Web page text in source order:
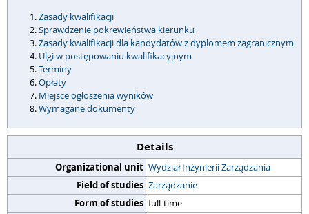
Zasady kwalifikacji
Sprawdzenie pokrewieństwa kierunku
Zasady kwalifikacji dla kandydatów z dyplomem zagranicznym
Ulgi w postępowaniu kwalifikacyjnym
Terminy
Opłaty
Miejsce ogłoszenia wyników
Wymagane dokumenty
Details
Organizational unit Wydział Inżynierii Zarządzania
Field of studies Zarządzanie
Form of studies full-time